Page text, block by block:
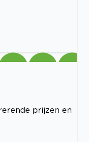
prijzen en